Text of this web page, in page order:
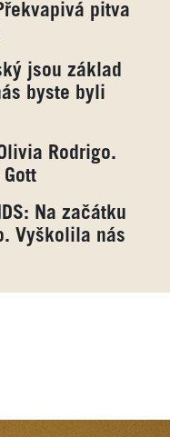
pitva
jsou základ
byste byli
Rodrigo.
Na začátku
Vyškolila nás